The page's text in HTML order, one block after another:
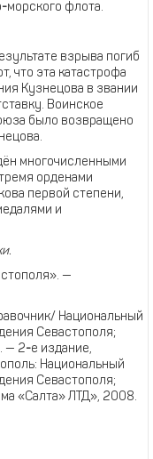
-морского флота.
взрыва погиб
что эта катастрофа
Кузнецова в звании
Воинское
было возвращено
многочисленными
орденами
первой степени,
и
—
Национальный
Севастополя;
— 2-е издание,
Национальный
Севастополя;
«Салта» ЛТД», 2008.